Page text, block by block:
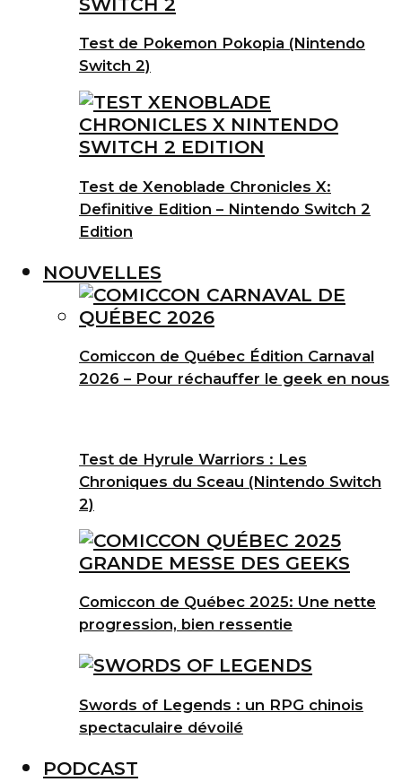
Test de Pokemon Pokopia (Nintendo
Switch 2)
Test de Xenoblade Chronicles X:
Definitive Edition – Nintendo Switch 2
Edition
NOUVELLES
Comiccon de Québec Édition Carnaval
2026 – Pour réchauffer le geek en nous
Test de Hyrule Warriors : Les
Chroniques du Sceau (Nintendo Switch
2)
Comiccon de Québec 2025: Une nette
progression, bien ressentie
Swords of Legends : un RPG chinois
spectaculaire dévoilé
PODCAST